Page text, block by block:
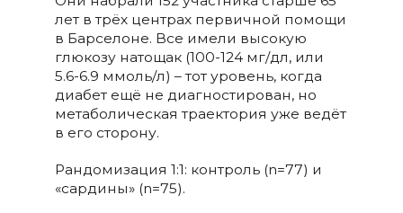
лет в трёх центрах первичной помощи
в Барселоне. Все имели высокую
глюкозу натощак (100-124 мг/дл, или
5.6-6.9 ммоль/л) – тот уровень, когда
диабет ещё не диагностирован, но
метаболическая траектория уже ведёт
в его сторону.
Рандомизация 1:1: контроль (n=77) и
«сардины» (n=75).